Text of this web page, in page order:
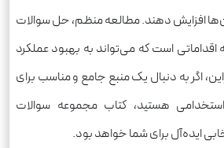
افزایش دهند. مطالعه منظم، حل سوالات
اقداماتی است که می‌تواند به بهبود عملکرد
اگر به دنبال یک منبع جامع و مناسب برای
هستید، کتاب مجموعه سوالات
ایده‌آل برای شما خواهد بود.